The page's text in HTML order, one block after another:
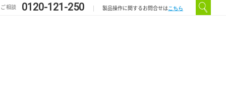
相談 0120-121-250 製品操作に関するお問合せは こちら